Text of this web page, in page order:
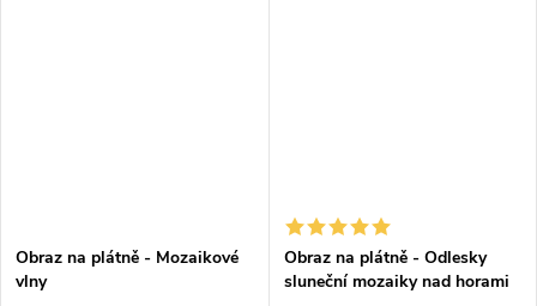
Obraz na plátně - Mozaikové
vlny
Obraz na plátně - Odlesky
sluneční mozaiky nad horami